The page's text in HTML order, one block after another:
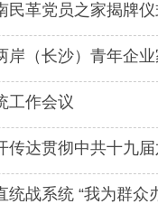
民革党员之家揭牌
岸（长沙）青年企
工作会议
传达贯彻中共十九
战系统 “我为群众